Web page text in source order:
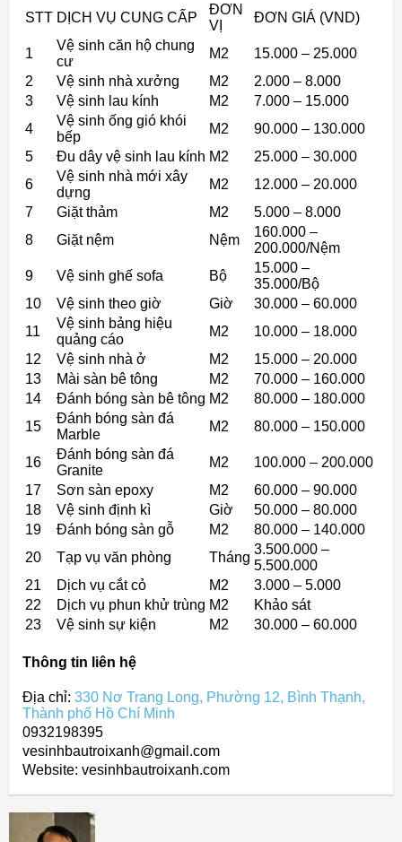
STT DỊCH VỤ CUNG CẤP
ĐƠN
VỊ
ĐƠN GIÁ (VND)
1
Vệ sinh căn hộ chung
cư
M2
15.000 – 25.000
2
Vệ sinh nhà xưởng M2
2.000 – 8.000
3
Vệ sinh lau kính M2
7.000 – 15.000
4
Vệ sinh ống gió khói
bếp
M2
90.000 – 130.000
5
Đu dây vệ sinh lau kính M2
25.000 – 30.000
6
Vệ sinh nhà mới xây
dựng
M2
12.000 – 20.000
7
Giặt thảm M2
5.000 – 8.000
8
Giặt nệm Nệm
160.000 –
200.000/Nệm
9
Vệ sinh ghế sofa Bộ
15.000 –
35.000/Bộ
10
Vệ sinh theo giờ Giờ
30.000 – 60.000
11
Vệ sinh bảng hiệu
quảng cáo
M2
10.000 – 18.000
12
Vệ sinh nhà ở M2
15.000 – 20.000
13
Mài sàn bê tông M2
70.000 – 160.000
14
Đánh bóng sàn bê tông M2
80.000 – 180.000
15
Đánh bóng sàn đá
Marble
M2 80.000 – 150.000
16
Đánh bóng sàn đá
Granite
M2
100.000 – 200.000
17
Sơn sàn epoxy M2
60.000 – 90.000
18
Vệ sinh định kì Giờ
50.000 – 80.000
19
Đánh bóng sàn gỗ M2
80.000 – 140.000
20
Tạp vụ văn phòng Tháng
3.500.000 –
5.500.000
21
Dịch vụ cắt cỏ M2
3.000 – 5.000
22
Dịch vụ phun khử trùng M2
Khảo sát
23
Vệ sinh sự kiện M2 30.000 – 60.000
Thông tin liên hệ
Địa chỉ: 330 Nơ Trang Long, Phường 12, Bình Thạnh,
Thành phố Hồ Chí Minh
0932198395
vesinhbautroixanh@gmail.com
Website: vesinhbautroixanh.com